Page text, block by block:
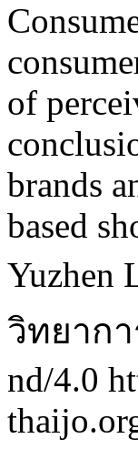
of
brands
based
Yuzhen
วิทยากา
nd/4.0